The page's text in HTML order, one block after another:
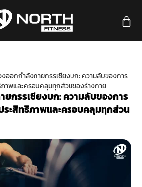
งออกกำลังกายกรรเชียงบก: ความลับของการ
าพและครอบคลุมทุกส่วนของร่างกาย
ยกรรเชียงบก: ความลับของการ
ะสิทธิภาพและครอบคลุมทุกส่วน